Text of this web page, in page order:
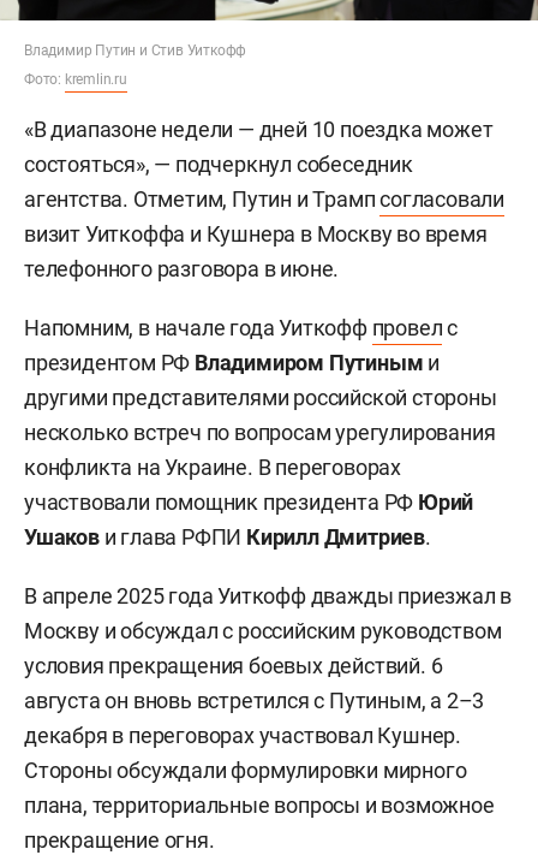
Владимир Путин и Стив Уиткофф
Фото: kremlin.ru
«В диапазоне недели — дней 10 поездка может
состояться», — подчеркнул собеседник
агентства. Отметим, Путин и Трампсогласовали
визит Уиткоффа и Кушнера в Москву во время
телефонного разговора в июне.
Напомним, в начале года Уиткофф провелс
президентом РФ Владимиром Путиным и
другими представителями российской стороны
несколько встреч по вопросам урегулирования
конфликта на Украине. В переговорах
участвовали помощник президента РФ Юрий
Ушакови глава РФПИ Кирилл Дмитриев.
В апреле 2025 года Уиткофф дважды приезжал в
Москву и обсуждал с российским руководством
условия прекращения боевых действий. 6
августа он вновь встретился с Путиным, а 2–3
декабря в переговорах участвовал Кушнер.
Стороны обсуждали формулировки мирного
плана, территориальные вопросы и возможное
прекращение огня.